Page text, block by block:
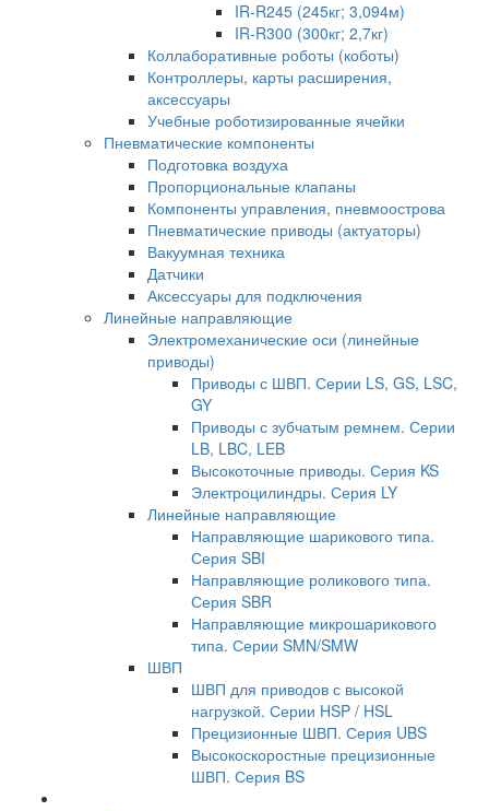
IR-R245 (245кг; 3,094м)
IR-R300 (300кг; 2,7кг)
Коллаборативные роботы (коботы)
Контроллеры, карты расширения,
аксессуары
Учебные роботизированные ячейки
Пневматические компоненты
Подготовка воздуха
Пропорциональные клапаны
Компоненты управления, пневмоострова
Пневматические приводы (актуаторы)
Вакуумная техника
Датчики
Аксессуары для подключения
Линейные направляющие
Электромеханические оси (линейные
приводы)
Приводы с ШВП. Серии LS, GS, LSC,
GY
Приводы с зубчатым ремнем. Серии
LB, LBC, LEB
Высокоточные приводы. Серия KS
Электроцилиндры. Серия LY
Линейные направляющие
Направляющие шарикового типа.
Серия SBI
Направляющие роликового типа.
Серия SBR
Направляющие микрошарикового
типа. Серии SMN/SMW
ШВП
ШВП для приводов с высокой
нагрузкой. Серии HSP / HSL
Прецизионные ШВП. Серия UBS
Высокоскоростные прецизионные
ШВП. Серия BS